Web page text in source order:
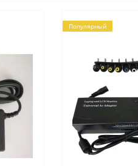
Популярный